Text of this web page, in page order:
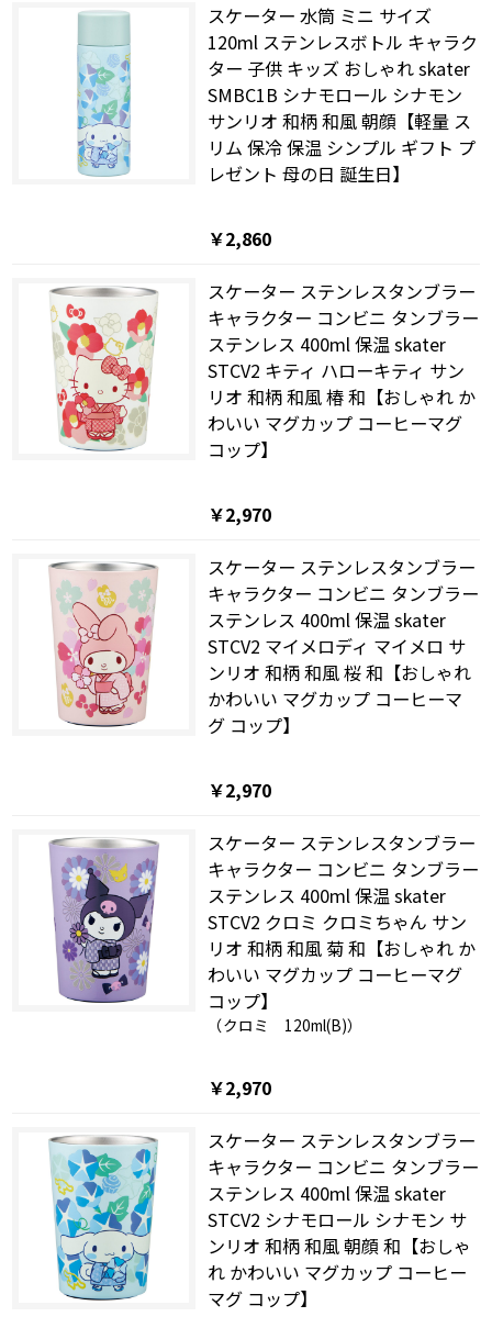
スケーター 水筒 ミニ サイズ
120ml ステンレスボトル キャラク
ター 子供 キッズ おしゃれ skater
SMBC1B シナモロール シナモン
サンリオ 和柄 和風 朝顔【軽量 ス
リム 保冷 保温 シンプル ギフト プ
レゼント 母の日 誕生日】
￥2,860
スケーター ステンレスタンブラー
キャラクター コンビニ タンブラー
ステンレス 400ml 保温 skater
STCV2 キティ ハローキティ サン
リオ 和柄 和風 椿 和【おしゃれ か
わいい マグカップ コーヒーマグ
コップ】
￥2,970
スケーター ステンレスタンブラー
キャラクター コンビニ タンブラー
ステンレス 400ml 保温 skater
STCV2 マイメロディ マイメロ サ
ンリオ 和柄 和風 桜 和【おしゃれ
かわいい マグカップ コーヒーマ
グ コップ】
￥2,970
スケーター ステンレスタンブラー
キャラクター コンビニ タンブラー
ステンレス 400ml 保温 skater
STCV2 クロミ クロミちゃん サン
リオ 和柄 和風 菊 和【おしゃれ か
わいい マグカップ コーヒーマグ
コップ】
（クロミ 120ml(B)）
￥2,970
スケーター ステンレスタンブラー
キャラクター コンビニ タンブラー
ステンレス 400ml 保温 skater
STCV2 シナモロール シナモン サ
ンリオ 和柄 和風 朝顔 和【おしゃ
れ かわいい マグカップ コーヒー
マグ コップ】